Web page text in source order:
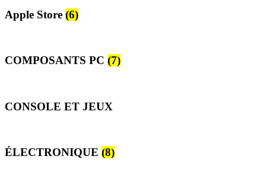
Apple Store (6)
COMPOSANTS PC (7)
CONSOLE ET JEUX
ÉLECTRONIQUE (8)